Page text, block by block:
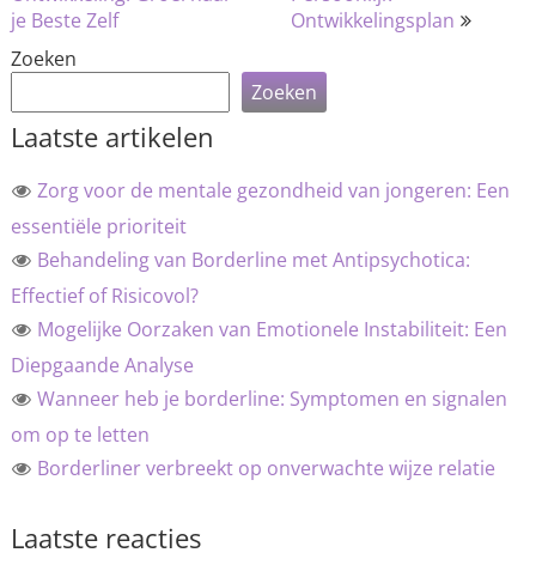
je Beste Zelf
Ontwikkelingsplan
Zoeken
Zoeken
Laatste artikelen
Zorg voor de mentale gezondheid van jongeren: Een
essentiële prioriteit
Behandeling van Borderline met Antipsychotica:
Effectief of Risicovol?
Mogelijke Oorzaken van Emotionele Instabiliteit: Een
Diepgaande Analyse
Wanneer heb je borderline: Symptomen en signalen
om op te letten
Borderliner verbreekt op onverwachte wijze relatie
Laatste reacties